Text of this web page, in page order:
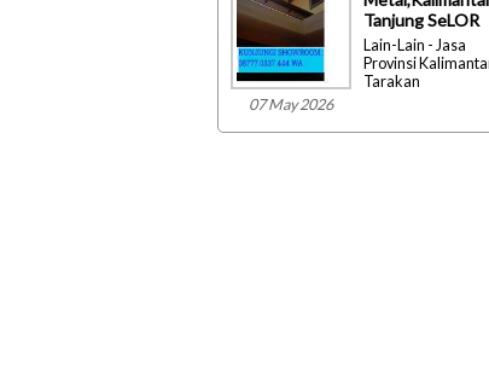
07 May 2026
Tanjung SeLOR
Lain-Lain - Jasa
Provinsi
Tarakan